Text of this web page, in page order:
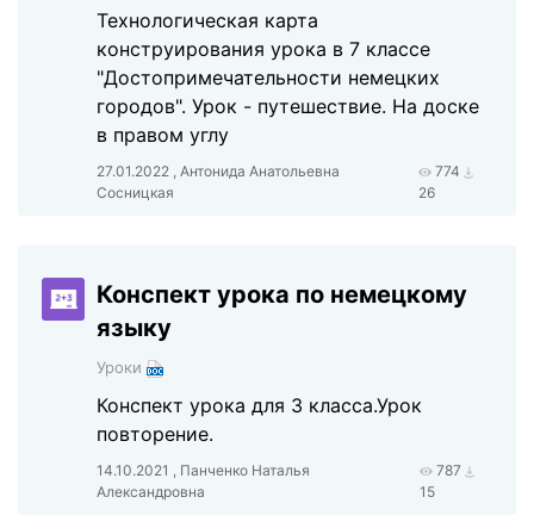
Технологическая карта
конструирования урока в 7 классе
"Достопримечательности немецких
городов". Урок - путешествие. На доске
в правом углу
27.01.2022 , Антонида Анатольевна
Сосницкая
774
26
Конспект урока по немецкому
языку
Уроки
Конспект урока для 3 класса.Урок
повторение.
14.10.2021 , Панченко Наталья
Александровна
787
15